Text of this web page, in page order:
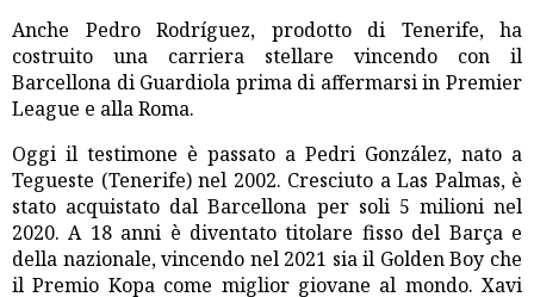
Anche Pedro Rodríguez, prodotto di Tenerife, ha
costruito una carriera stellare vincendo con il
Barcellona di Guardiola prima di affermarsi in Premier
League e alla Roma.
Oggi il testimone è passato a Pedri González, nato a
Tegueste (Tenerife) nel 2002. Cresciuto a Las Palmas, è
stato acquistato dal Barcellona per soli 5 milioni nel
2020. A 18 anni è diventato titolare fisso del Barça e
della nazionale, vincendo nel 2021 sia il Golden Boy che
il Premio Kopa come miglior giovane al mondo. Xavi